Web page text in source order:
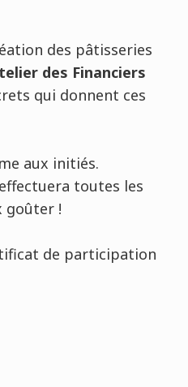
des pâtisseries
des Financiers
qui donnent ces
aux initiés.
toutes les
goûter !
de participation